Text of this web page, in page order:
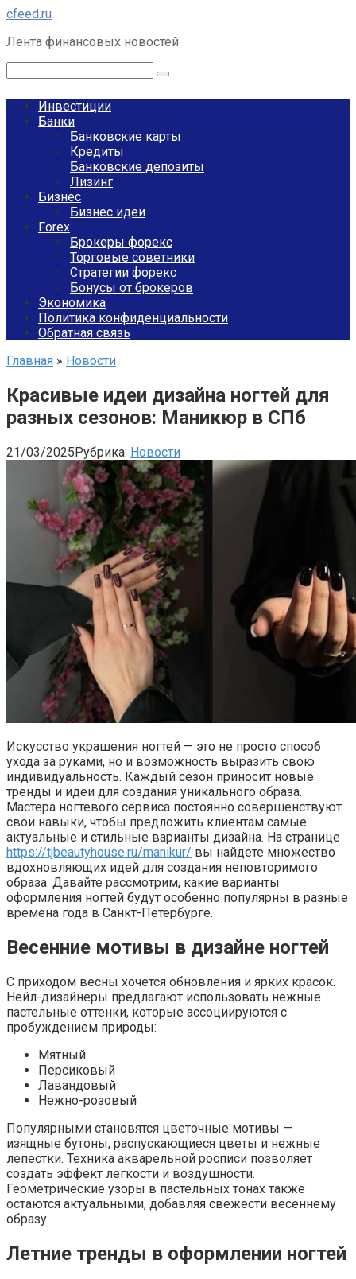
Перейти
контенту
cfeed.ru
Лента финансовых новостей
Инвестиции
Банки
Банковские карты
Кредиты
Банковские депозиты
Лизинг
Бизнес
Бизнес идеи
Forex
Брокеры форекс
Торговые советники
Стратегии форекс
Бонусы от брокеров
Экономика
Политика конфиденциальности
Обратная связь
Главная » Новости
Красивые идеи дизайна ногтей для
разных сезонов: Маникюр в СПб
21/03/2025Рубрика: Новости
Искусство украшения ногтей — это не просто способ
ухода за руками, но и возможность выразить свою
индивидуальность. Каждый сезон приносит новые
тренды и идеи для создания уникального образа.
Мастера ногтевого сервиса постоянно совершенствуют
свои навыки, чтобы предложить клиентам самые
актуальные и стильные варианты дизайна. На странице
https://tjbeautyhouse.ru/manikur/ вы найдете множество
вдохновляющих идей для создания неповторимого
образа. Давайте рассмотрим, какие варианты
оформления ногтей будут особенно популярны в разные
времена года в Санкт-Петербурге.
Весенние мотивы в дизайне ногтей
С приходом весны хочется обновления и ярких красок.
Нейл-дизайнеры предлагают использовать нежные
пастельные оттенки, которые ассоциируются с
пробуждением природы:
Мятный
Персиковый
Лавандовый
Нежно-розовый
Популярными становятся цветочные мотивы —
изящные бутоны, распускающиеся цветы и нежные
лепестки. Техника акварельной росписи позволяет
создать эффект легкости и воздушности.
Геометрические узоры в пастельных тонах также
остаются актуальными, добавляя свежести весеннему
образу.
Летние тренды в оформлении ногтей